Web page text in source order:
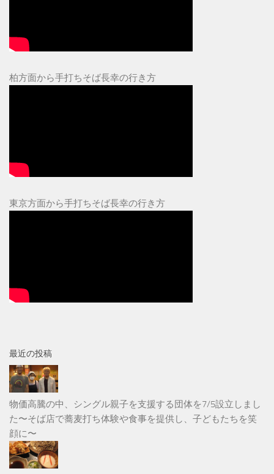
柏方面から手打ちそば長幸の行き方
東京方面から手打ちそば長幸の行き方
最近の投稿
物価高騰の中、シングル親子を支援する団体を7/5設立しまし
た〜そば店で蕎麦打ち体験や食事を提供し、子どもたちを笑
顔に〜